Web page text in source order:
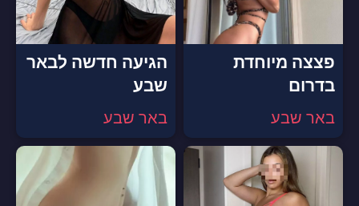
פצצה מיוחדת
בדרום
באר שבע
הגיעה חדשה לבאר
שבע
באר שבע